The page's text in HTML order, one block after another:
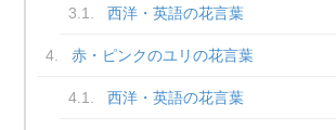
西洋・英語の花言葉
赤・ピンクのユリの花言葉
西洋・英語の花言葉